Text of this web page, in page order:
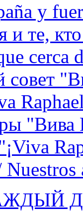
y
и те,
cerca
совет
"Вива